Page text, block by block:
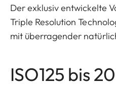
Der exklusiv entwickelte
Triple Resolution
mit überragender
ISO125 bis